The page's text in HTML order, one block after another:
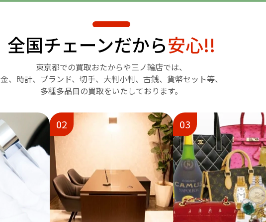
全国チェーンだから安心!!
東京都での買取おたからや三ノ輪店では、
金、時計、ブランド、切手、 大判小判、古銭、貨幣セット等、
多種多品目の買取をいたしております。
02 03